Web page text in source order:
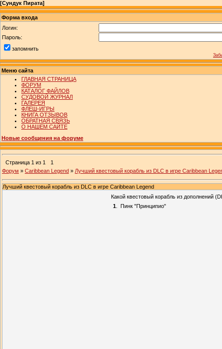
[Сундук Пирата]
Форма входа
Логин:
Пароль:
запомнить
Меню сайта
ГЛАВНАЯ СТРАНИЦА
ФОРУМ
КАТАЛОГ ФАЙЛОВ
СУДОВОЙ ЖУРНАЛ
ГАЛЕРЕЯ
ФЛЕШ-ИГРЫ
КНИГА ОТЗЫВОВ
ОБРАТНАЯ СВЯЗЬ
О НАШЕМ САЙТЕ
Новые сообщения на форуме
Страница 1 из 1
1
Форум » Caribbean Legend » Лучший квестовый корабль из DLC в игре Caribbean
Лучший квестовый корабль из DLC в игре Caribbean Legend
Какой квестовый корабль из дополнений
1
Пинк "Принципио"